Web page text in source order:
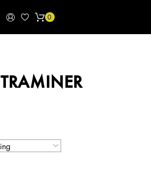
0
TRAMINER